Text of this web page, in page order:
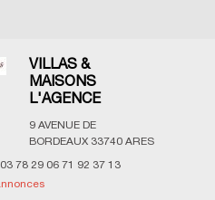
VILLAS &
MAISONS
L'AGENCE
9 AVENUE DE
BORDEAUX 33740 ARES
78 29 06 71 92 37 13